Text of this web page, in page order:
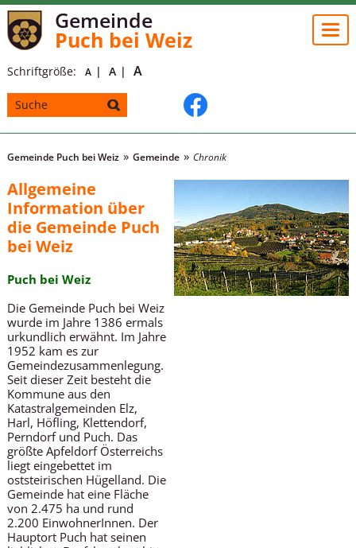
Gemeinde
Puch bei Weiz
Schriftgröße: A A A
Gemeinde Puch bei Weiz Gemeinde Chronik
Allgemeine
Information über
die Gemeinde Puch
bei Weiz
Puch bei Weiz
Die Gemeinde Puch bei Weiz
wurde im Jahre 1386 ermals
urkundlich erwähnt. Im Jahre
1952 kam es zur
Gemeindezusammenlegung.
Seit dieser Zeit besteht die
Kommune aus den
Katastralgemeinden Elz,
Harl, Höfling, Klettendorf,
Perndorf und Puch. Das
größte Apfeldorf Österreichs
liegt eingebettet im
oststeirischen Hügelland. Die
Gemeinde hat eine Fläche
von 2.475 ha und rund
2.200 EinwohnerInnen. Der
Hauptort Puch hat seinen